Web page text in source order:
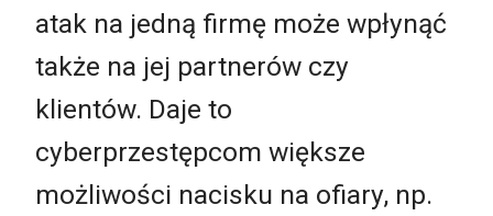
atak na jedną firmę może wpłynąć
także na jej partnerów czy
klientów. Daje to
cyberprzestępcom większe
możliwości nacisku na ofiary, np.